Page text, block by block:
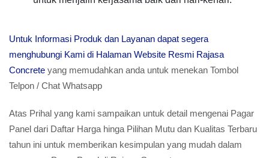
Untuk Informasi Produk dan Layanan dapat segera
menghubungi Kami di Halaman Website Resmi Rajasa
Concrete yang memudahkan anda untuk menekan Tombol
Telpon / Chat Whatsapp
Atas Prihal yang kami sampaikan untuk detail mengenai Pagar
Panel dari Daftar Harga hinga Pilihan Mutu dan Kualitas Terbaru
tahun ini untuk memberikan kesimpulan yang mudah dalam